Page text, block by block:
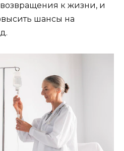
к жизни, и
шансы на